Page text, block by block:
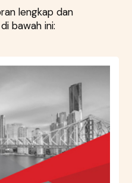
lengkap dan
bawah ini: